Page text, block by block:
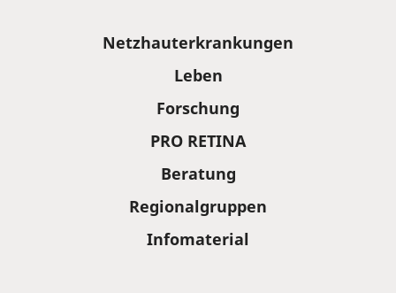
Netzhauterkrankungen
Leben
Forschung
PRO RETINA
Beratung
Regionalgruppen
Infomaterial